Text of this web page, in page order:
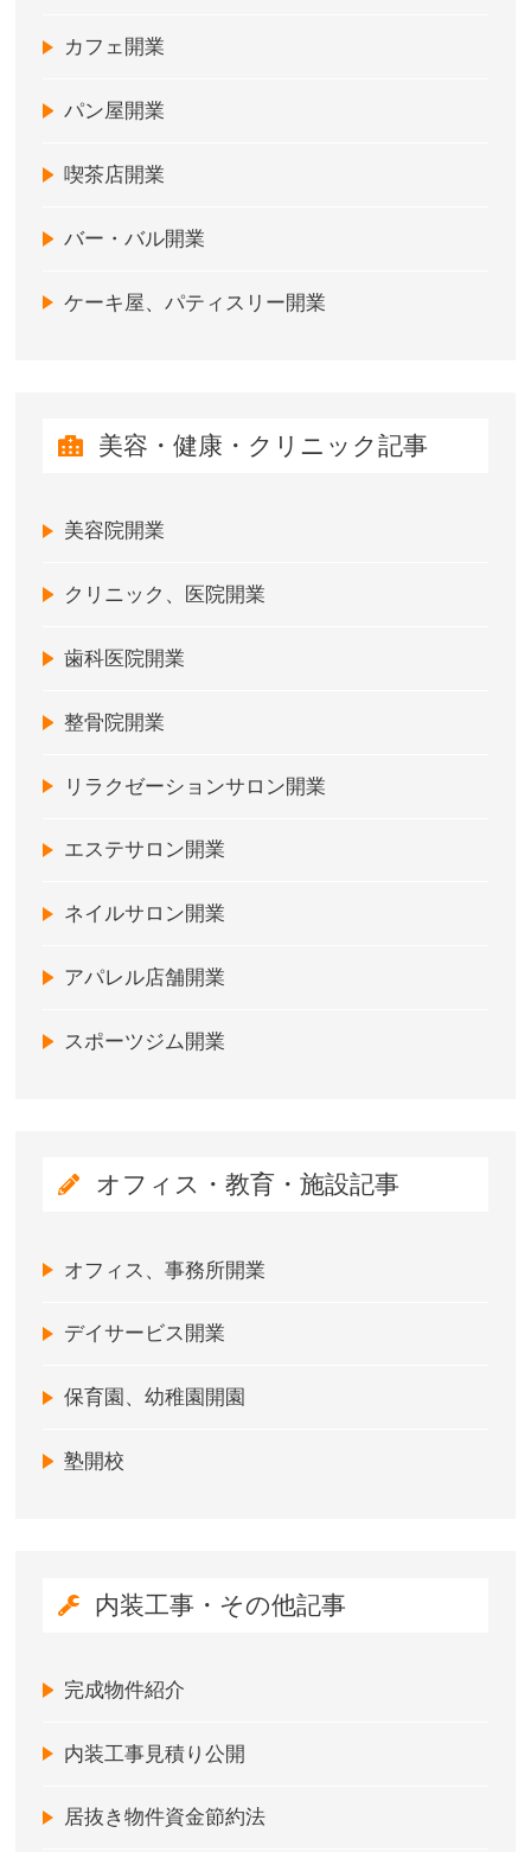
カフェ開業
パン屋開業
喫茶店開業
バー・バル開業
ケーキ屋、パティスリー開業
美容・健康・クリニック記事
美容院開業
クリニック、医院開業
歯科医院開業
整骨院開業
リラクゼーションサロン開業
エステサロン開業
ネイルサロン開業
アパレル店舗開業
スポーツジム開業
オフィス・教育・施設記事
オフィス、事務所開業
デイサービス開業
保育園、幼稚園開園
塾開校
内装工事・その他記事
完成物件紹介
内装工事見積り公開
居抜き物件資金節約法